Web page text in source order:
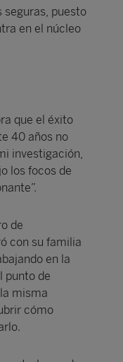
puesto
en el núcleo
que el éxito
40 años no
investigación,
los focos de
de
con su familia
en la
punto de
misma
cómo